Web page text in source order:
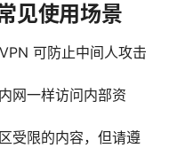
见使用场景
可防止中间人攻击
网一样访问内部资
受限的内容，但请遵